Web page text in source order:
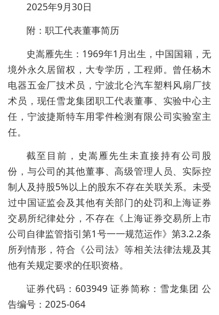
2025年9月30日
附：职工代表董事简历
史嵩雁先生：1969年1月出生，中国国籍，无
境外永久居留权，大专学历，工程师。曾任杨木
电器五金厂技术员，宁波北仑汽车塑料风扇厂技
术员，现任雪龙集团职工代表董事、实验中心主
任，宁波捷斯特车用零件检测有限公司实验室主
任。
截至目前，史嵩雁先生未直接持有公司股
份，与公司的其他董事、高级管理人员、实际控
制人及持股5%以上的股东不存在关联关系。未受
过中国证监会及其他有关部门的处罚和上海证券
交易所纪律处分，不存在《上海证券交易所上市
公司自律监管指引第1号一一规范运作》第3.2.2条
所列情形，符合《公司法》等相关法律法规及其
他有关规定要求的任职资格。
证券代码：603949 证券简称：雪龙集团 公
告编号：2025-064